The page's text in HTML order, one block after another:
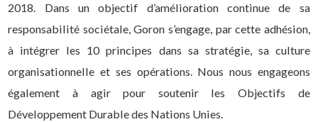
2018. Dans un objectif d’amélioration continue de sa
responsabilité sociétale, Goron s’engage, par cette adhésion,
à intégrer les 10 principes dans sa stratégie, sa culture
organisationnelle et ses opérations. Nous nous engageons
également à agir pour soutenir les Objectifs de
Développement Durable des Nations Unies.